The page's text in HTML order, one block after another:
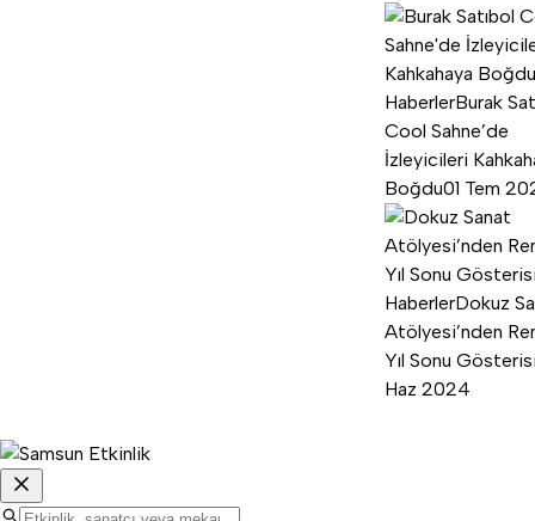
HaberlerBurak
Cool Sahne’de
İzleyicileri
Boğdu01 Tem
HaberlerDokuz
Atölyesi’nden
Yıl Sonu
Haz 2024